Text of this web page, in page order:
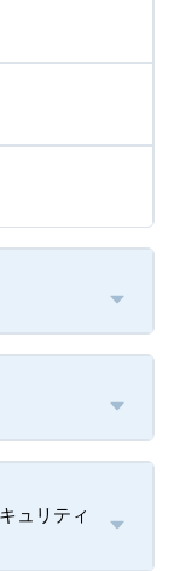
ュリティ